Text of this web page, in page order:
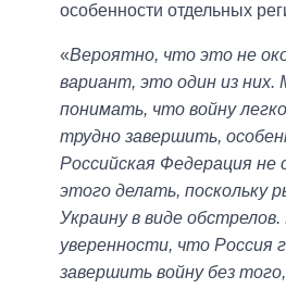
особенности отдельных
«Вероятно, что это не
вариант, это один из
понимать, что войну
трудно завершить,
Российская Федерация не
этого делать, поскольку
Украину в виде
уверенности, что Россия
завершить войну без